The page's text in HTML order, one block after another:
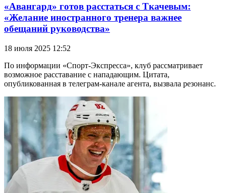
«Авангард» готов расстаться с Ткачевым:
«Желание иностранного тренера важнее
обещаний руководства»
18 июля 2025 12:52
По информации «Спорт-Экспресса», клуб рассматривает
возможное расставание с нападающим. Цитата,
опубликованная в телеграм-канале агента, вызвала резонанс.